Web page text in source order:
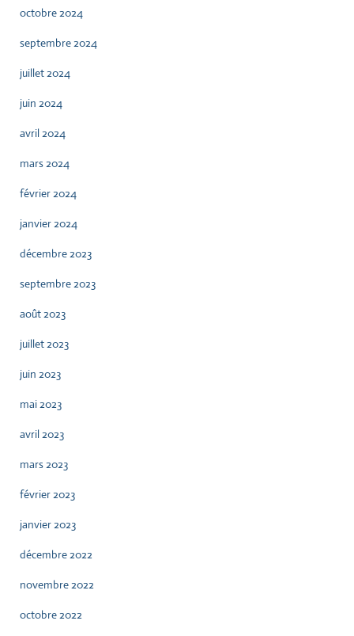
octobre 2024
septembre 2024
juillet 2024
juin 2024
avril 2024
mars 2024
février 2024
janvier 2024
décembre 2023
septembre 2023
août 2023
juillet 2023
juin 2023
mai 2023
avril 2023
mars 2023
février 2023
janvier 2023
décembre 2022
novembre 2022
octobre 2022